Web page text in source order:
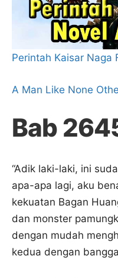
Perintah Kaisar Naga
A Man Like None
Bab
“Adik laki-laki, ini
apa-apa lagi, aku
kekuatan Bagan
dan monster
dengan mudah
kedua dengan bangga